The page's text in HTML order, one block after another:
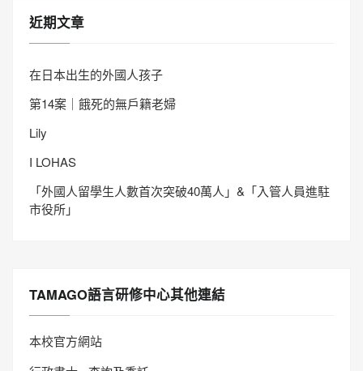
近期文章
在日本出生的外國人孩子
第14案｜餓死的無戶籍老婦
Lily
I LOHAS
「外國人留學生人數首次突破40萬人」&「入管人員進駐
市役所」
TAMAGO語言研修中心其他連結
本校官方網站